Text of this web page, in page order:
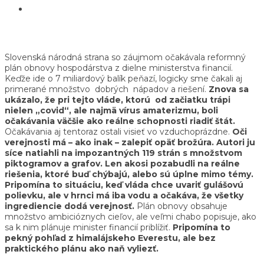
Slovenská národná strana so záujmom očakávala reformný
plán obnovy hospodárstva z dielne ministerstva financií.
Keďže ide o 7 miliardový balík peňazí, logicky sme čakali aj
primerané množstvo dobrých nápadov a riešení. Znova sa
ukázalo, že pri tejto vláde, ktorú od začiatku trápi
nielen „covid“, ale najmä vírus amaterizmu, boli
očakávania väčšie ako reálne schopnosti riadiť štát.
Očakávania aj tentoraz ostali visieť vo vzduchoprázdne. Oči
verejnosti má – ako inak – zalepiť opäť brožúra. Autori ju
síce natiahli na impozantných 119 strán s množstvom
piktogramov a grafov. Len akosi pozabudli na reálne
riešenia, ktoré buď chýbajú, alebo sú úplne mimo témy.
Pripomína to situáciu, keď vláda chce uvariť gulášovú
polievku, ale v hrnci má iba vodu a očakáva, že všetky
ingrediencie dodá verejnosť. Plán obnovy obsahuje
množstvo ambicióznych cieľov, ale veľmi chabo popisuje, ako
sa k nim plánuje minister financií priblížiť. Pripomína to
pekný pohľad z himalájskeho Everestu, ale bez
praktického plánu ako naň vyliezť.